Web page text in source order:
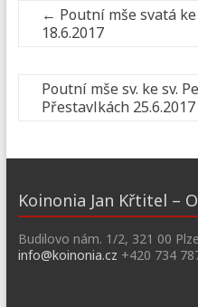
← Poutní mše svatá
18.6.2017
Poutní mše sv. ke sv.
Přestavlkách 25.6.2017
Koinonia Jan Křtitel –
Budilovo nám. 1/2, 321 00
info@koinonia.cz +420 734